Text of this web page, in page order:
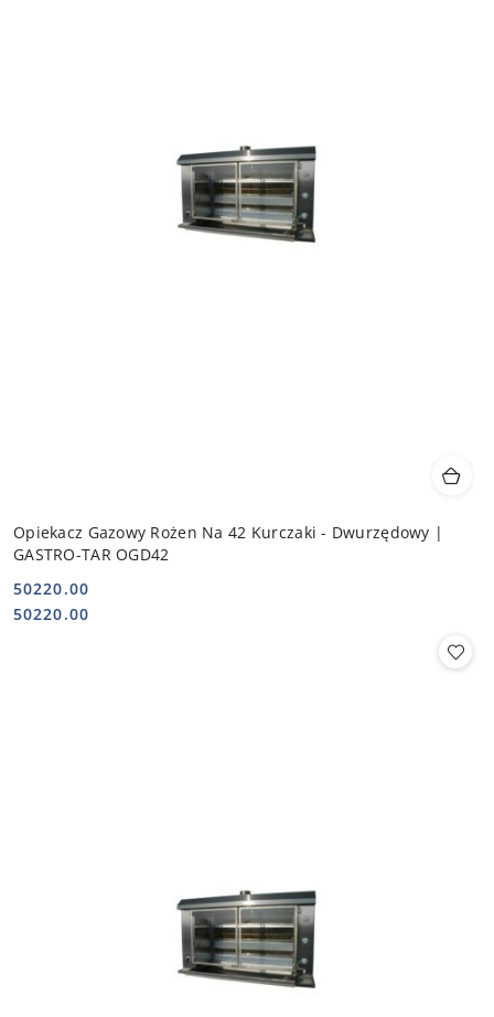
Opiekacz Gazowy Rożen Na 42 Kurczaki - Dwurzędowy |
GASTRO-TAR OGD42
Cena:
50220.00
Cena:
50220.00